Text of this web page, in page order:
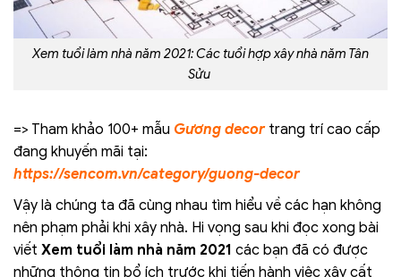
Xem tuổi làm nhà năm 2021: Các tuổi hợp xây nhà năm Tân
Sửu
=> Tham khảo 100+ mẫu Gương decortrang trí cao cấp
đang khuyến mãi tại:
https://sencom.vn/category/guong-decor
Vậy là chúng ta đã cùng nhau tìm hiểu về các hạn không
nên phạm phải khi xây nhà. Hi vọng sau khi đọc xong bài
viết Xem tuổi làm nhà năm 2021 các bạn đã có được
những thông tin bổ ích trước khi tiến hành việc xây cất